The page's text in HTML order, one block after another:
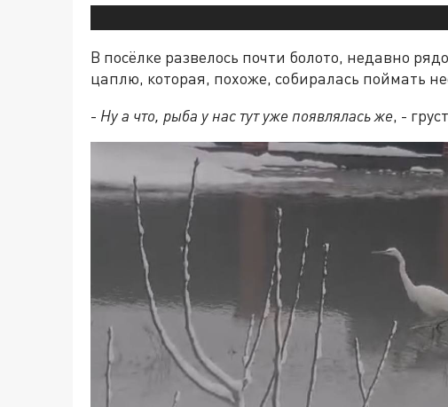
В посёлке развелось почти болото, недавно
цаплю, которая, похоже, собиралась поймать
- Ну а что, рыба у нас тут уже появлялась же, -